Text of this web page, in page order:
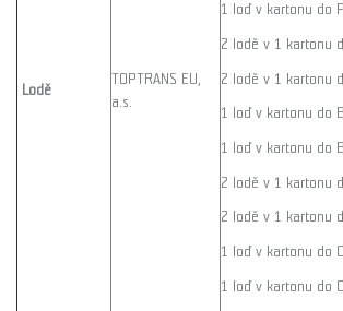
Lodě
TOPTRANS EU,
a.s.
1 loď v kartonu
2 lodě v 1 kartonu
2 lodě v 1 kartonu
1 loď v kartonu
1 loď v kartonu
2 lodě v 1 kartonu
2 lodě v 1 kartonu
1 loď v kartonu do
1 loď v kartonu do